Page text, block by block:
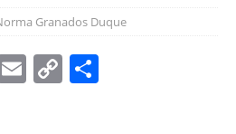
Granados Duque
E C